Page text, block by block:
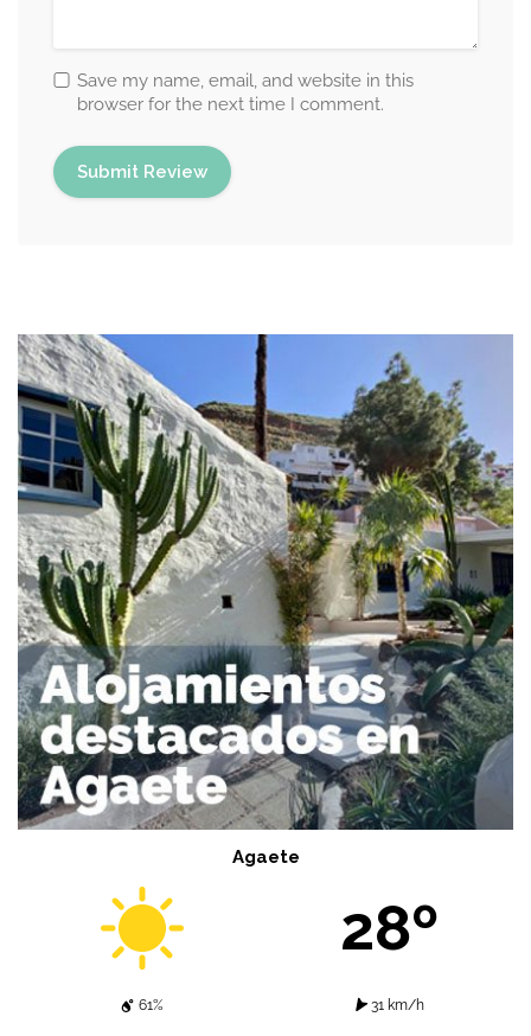
Save my name, email, and website in this
browser for the next time I comment.
Agaete
28º
61% 31 km/h